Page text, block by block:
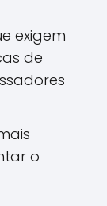
exigem
de
o